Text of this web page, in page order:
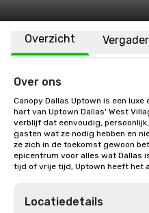
Overzicht
Over ons
Canopy Dallas Uptown is een
hart van Uptown Dallas' West
verblijf dat eenvoudig,
gasten wat ze nodig hebben en
ze zich in de toekomst gewoon
epicentrum voor alles wat Dallas
tijd of vrije tijd, Uptown heeft het
Locatiedetails